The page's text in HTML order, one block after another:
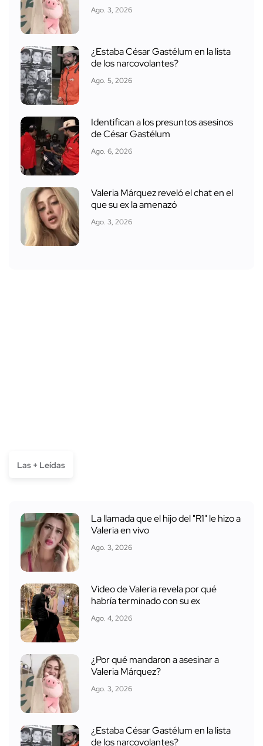
Ago. 3, 2026
¿Estaba César Gastélum en la lista
de los narcovolantes?
Ago. 5, 2026
Identifican a los presuntos asesinos
de César Gastélum
Ago. 6, 2026
Valeria Márquez reveló el chat en el
que su ex la amenazó
Ago. 3, 2026
Las + Leídas
La llamada que el hijo del "R1" le hizo a
Valeria en vivo
Ago. 3, 2026
Video de Valeria revela por qué
habría terminado con su ex
Ago. 4, 2026
¿Por qué mandaron a asesinar a
Valeria Márquez?
Ago. 3, 2026
¿Estaba César Gastélum en la lista
de los narcovolantes?